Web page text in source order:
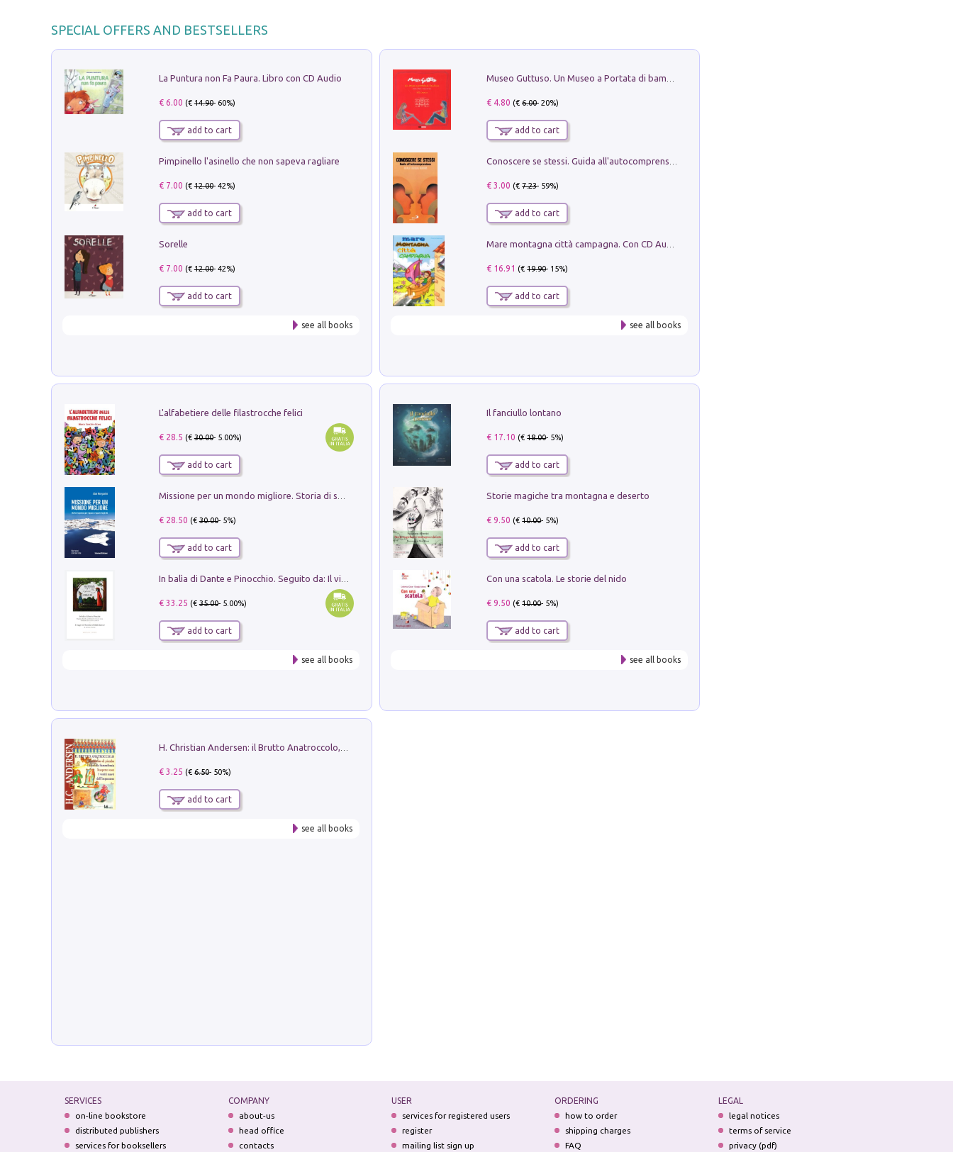
SPECIAL OFFERS AND BESTSELLERS
La Puntura non Fa Paura. Libro con CD Audio
€ 6.00 (€14.90- 60%)
add to cart
Pimpinello l'asinello che non sapeva ragliare
€ 7.00 (€12.00- 42%)
add to cart
Sorelle
€ 7.00 (€12.00- 42%)
add to cart
see all books
€ 4.80 (€6.00- 20%)
add to cart
€ 3.00 (€7.23- 59%)
add to cart
€ 16.91 (€19.90- 15%)
add to cart
see all books
L'alfabetiere delle filastrocche felici
€ 28.5 (€30.00- 5.00%)
add to cart
€ 28.50 (€30.00- 5%)
add to cart
€ 33.25 (€35.00- 5.00%)
add to cart
see all books
Il fanciullo lontano
€ 17.10 (€18.00- 5%)
add to cart
Storie magiche tra montagna e deserto
€ 9.50 (€10.00- 5%)
add to cart
Con una scatola. Le storie del nido
€ 9.50 (€10.00- 5%)
add to cart
see all books
€ 3.25 (€6.50- 50%)
add to cart
see all books
SERVICES
on-line bookstore
distributed publishers
services for booksellers
COMPANY
about-us
head office
contacts
USER
services for registered users
register
mailing list sign up
ORDERING
how to order
shipping charges
FAQ
LEGAL
legal notices
terms of service
privacy (pdf)